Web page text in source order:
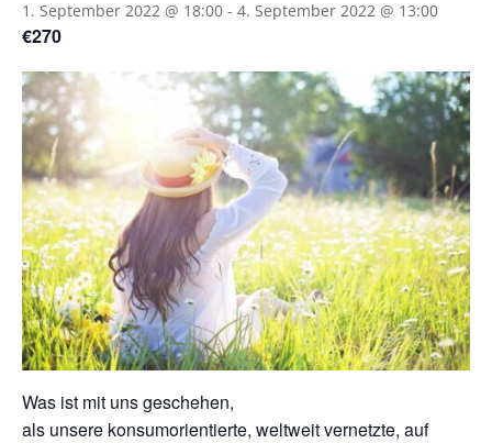
1. September 2022 @ 18:00 - 4. September 2022 @ 13:00
€270
Was ist mit uns geschehen,
als unsere konsumorientierte, weltweit vernetzte, auf